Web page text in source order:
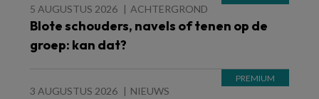
5 AUGUSTUS 2026 ACHTERGROND
Blote schouders, navels of tenen op de
groep: kan dat?
3 AUGUSTUS 2026 NIEUWS